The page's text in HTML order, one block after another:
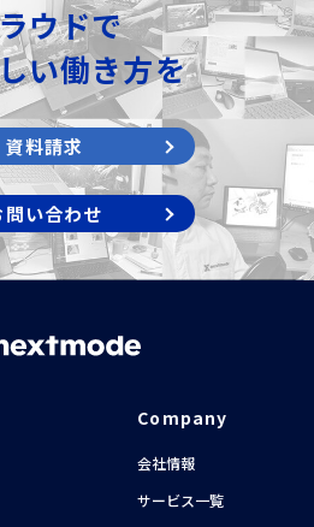
ウドで
い働き方を
資料請求
問い合わせ
Company
会社情報
サービス一覧